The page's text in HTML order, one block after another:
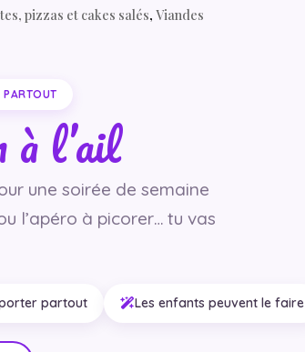
pizzas et cakes salés,Viandes
PARTOUT
à l’ail
une soirée de semaine
l’apéro à picorer… tu vas
partout Les enfants peuvent le faire